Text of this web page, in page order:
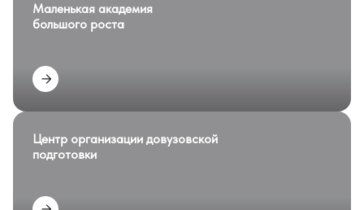
Маленькая академия
большого роста
Центр организации довузовской
подготовки